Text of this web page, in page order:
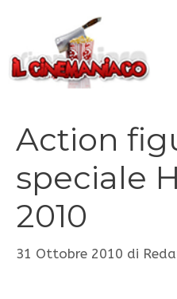
contenuto
Action
speciale
2010
31 Ottobre 2010 di